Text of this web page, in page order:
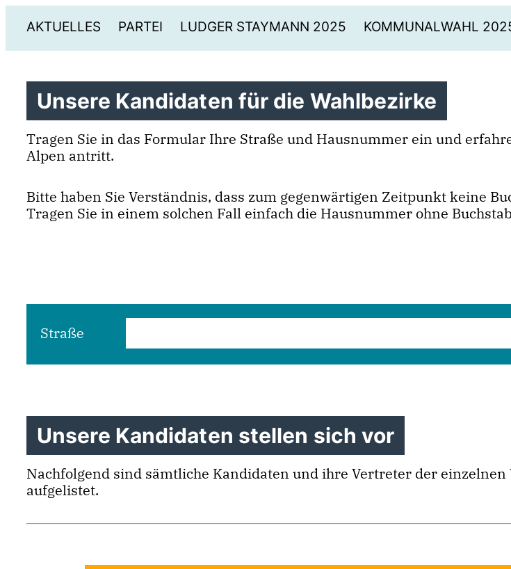
AKTUELLES PARTEI LUDGER STAYMANN 2025 KOMMUNALWAHL
Unsere Kandidaten für die Wahlbezirke
Tragen Sie in das Formular Ihre Straße und Hausnummer ein und
Alpen antritt.
Bitte haben Sie Verständnis, dass zum gegenwärtigen Zeitpunkt keine
Tragen Sie in einem solchen Fall einfach die Hausnummer ohne
Straße
Unsere Kandidaten stellen sich vor
Nachfolgend sind sämtliche Kandidaten und ihre Vertreter der
aufgelistet.